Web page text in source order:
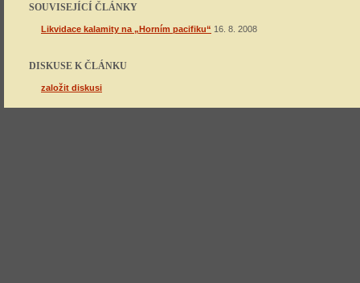
SOUVISEJÍCÍ ČLÁNKY
Likvidace kalamity na „Horním pacifiku“ 16. 8. 2008
DISKUSE K ČLÁNKU
založit diskusi